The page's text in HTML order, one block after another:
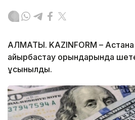
АЛМАТЫ. KAZINFORM –
айырбастау орындарында
ұсынылды.